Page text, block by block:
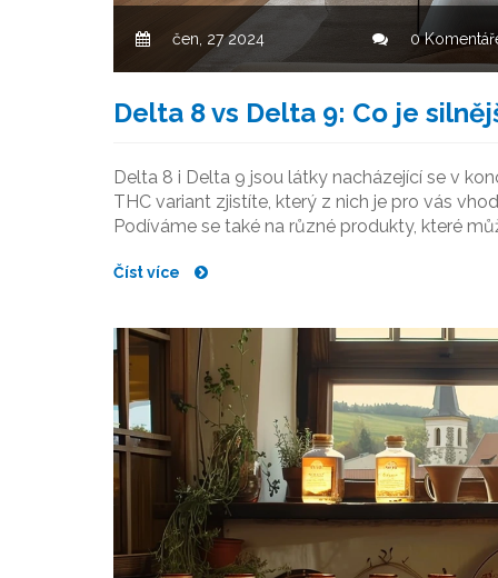
čen, 27 2024 0
Delta 8 vs Delta 9: Co je
Delta 8 i Delta 9 jsou látky nacházející se v
THC variant zjistíte, který z nich je pro vás
Podíváme se také na různé produkty, které
Číst více